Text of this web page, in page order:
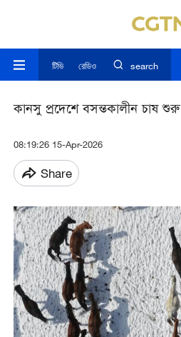
টিভি রেডিও search
কানসু প্রদেশে বসন্তকালীন চাষ শুরু
08:19:26 15-Apr-2026
Share